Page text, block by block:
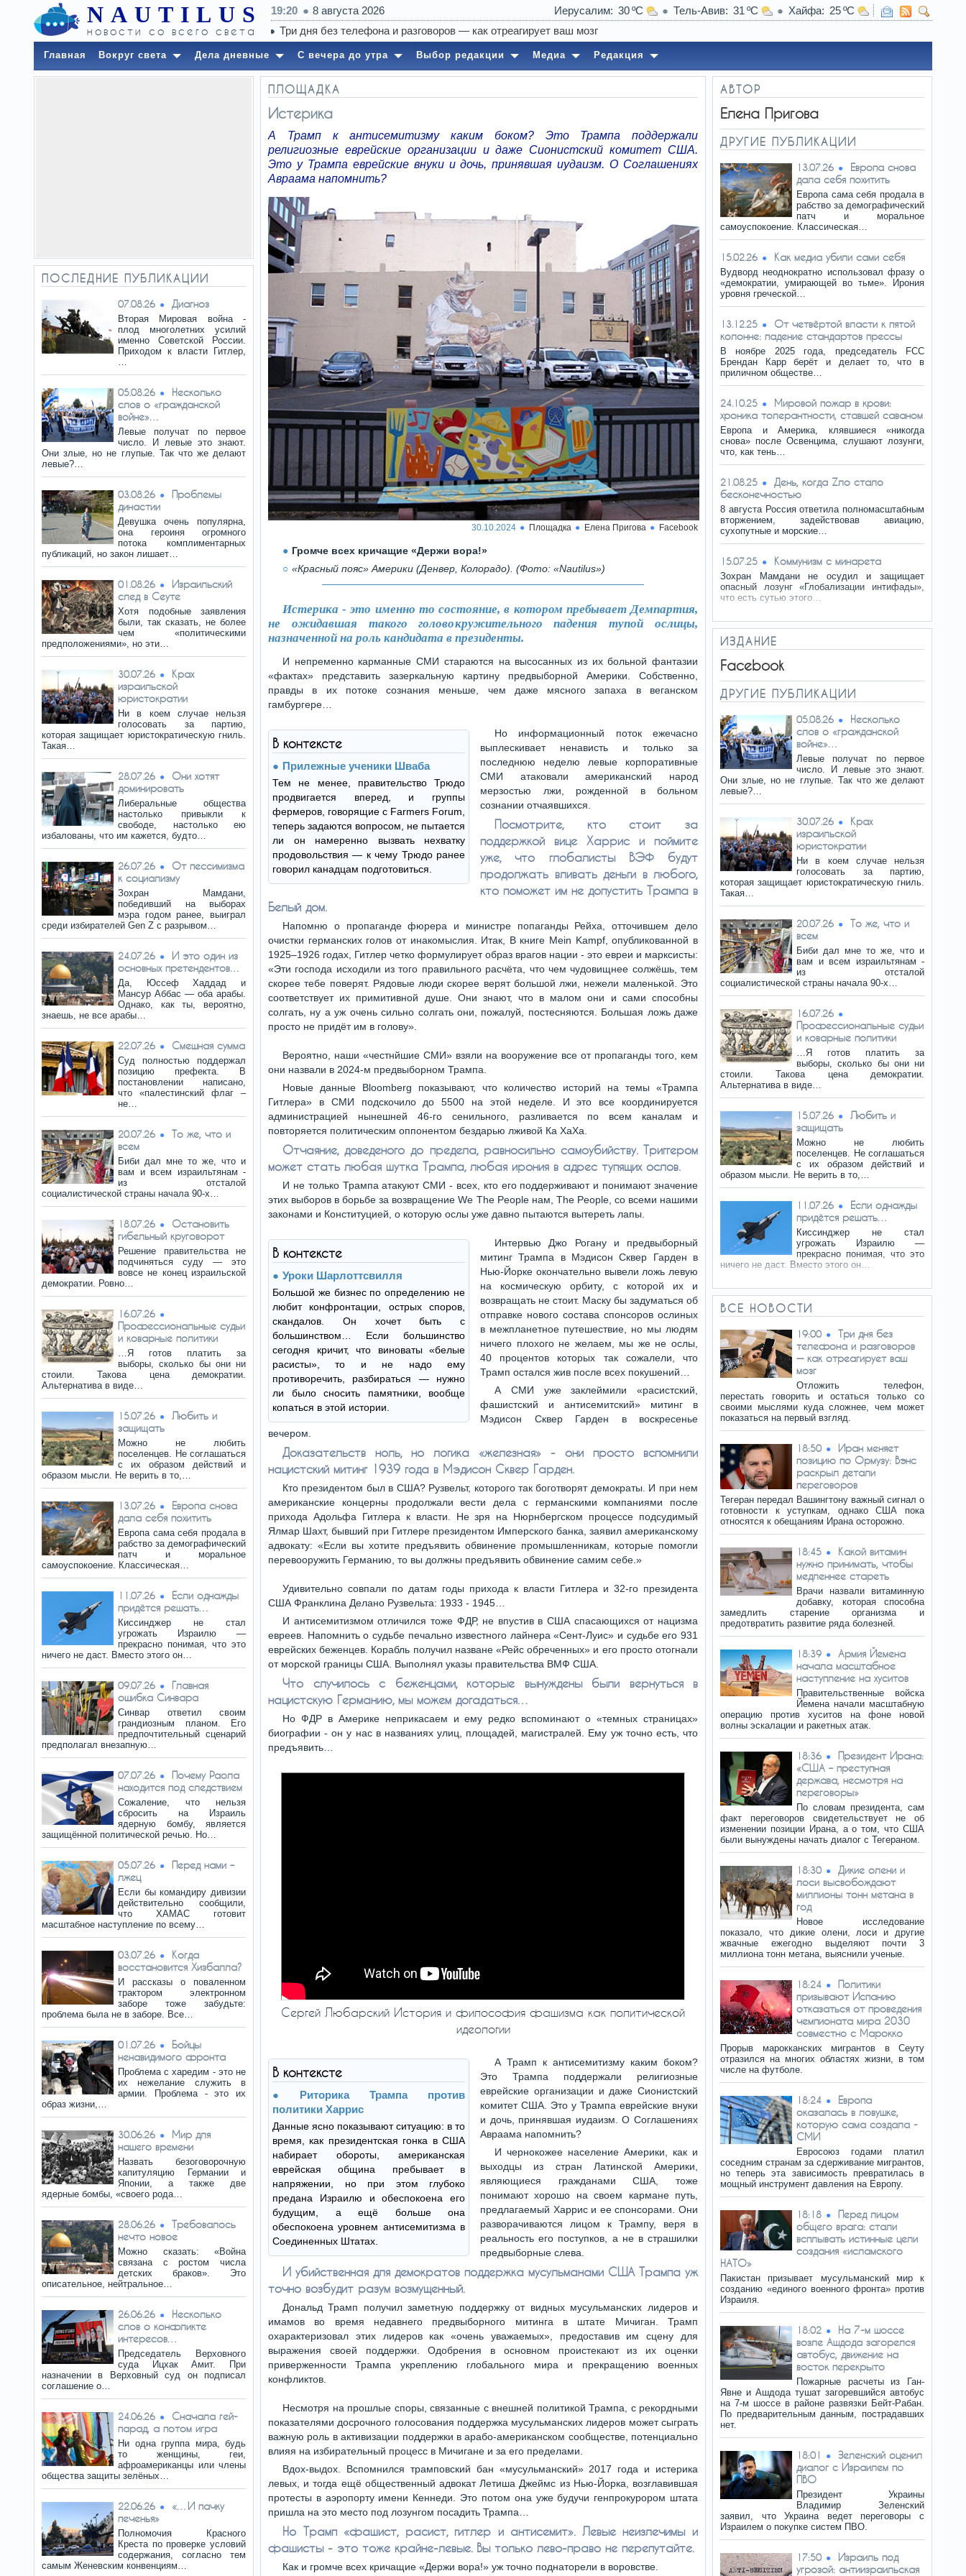
NAUTILUS
новости со всего света
19:20 8 августа 2026 Иерусалим 30 Тель-Авив 31 Хайфа
25
Главная Вокруг света Дела дневные С вечера до утра Выбор редакции Медиа Редакция
ПОСЛЕДНИЕ ПУБЛИКАЦИИ
07.08.26 Диагноз
Вторая Мировая война -
плод многолетних усилий
именно Советской России.
Приходом к власти Гитлер,
…
05.08.26
Несколько
слов о «гражданской
войне»…
Левые получат по первое
число. И левые это знают.
Они злые, но не глупые. Так что же делают
левые?…
03.08.26
Проблемы
династии
Девушка очень популярна,
она героиня огромного
потока комплиментарных
публикаций, но закон лишает…
01.08.26
Израильский
след в Сеуте
Хотя подобные заявления
были, так сказать, не более
чем «политическими
предположениями», но эти…
30.07.26
Крах
израильской
юристократии
Ни в коем случае нельзя
голосовать за партию,
которая защищает юристократическую гниль.
Такая…
28.07.26
Они хотят
доминировать
Либеральные общества
настолько привыкли к
свободе, настолько ею
избалованы, что им кажется, будто…
26.07.26
От пессимизма
к социализму
Зохран Мамдани,
победивший на выборах
мэра годом ранее, выиграл
среди избирателей Gen Z с разрывом…
24.07.26
И это один из
основных претендентов…
Да, Юссеф Хаддад и
Мансур Аббас — оба арабы.
Однако, как ты, вероятно,
знаешь, не все арабы…
22.07.26 Смешная сумма
Суд полностью поддержал
позицию префекта. В
постановлении написано,
что «палестинский флаг –
не…
20.07.26
То же, что и
всем
Биби дал мне то же, что и
вам и всем израильтянам -
из отсталой
социалистической страны начала 90-х…
18.07.26
Остановить
гибельный круговорот
Решение правительства не
подчиняться суду — это
вовсе не конец израильской
демократии. Ровно…
16.07.26
Профессиональные судьи
и коварные политики
…Я готов платить за
выборы, сколько бы они ни
стоили. Такова цена демократии.
Альтернатива в виде…
15.07.26
Любить и
защищать
Можно не любить
поселенцев. Не соглашаться
с их образом действий и
образом мысли. Не верить в то,…
13.07.26
Европа снова
дала себя похитить
Европа сама себя продала в
рабство за демографический
патч и моральное
самоуспокоение. Классическая…
11.07.26
Если однажды
придётся решать…
Киссинджер не стал
угрожать Израилю —
прекрасно понимая, что это
ничего не даст. Вместо этого он…
09.07.26
Главная
ошибка Синвара
Синвар ответил своим
грандиозным планом. Его
предпочтительный сценарий
предполагал внезапную…
07.07.26
Почему Раола
находится под следствием
Сожаление, что нельзя
сбросить на Израиль
ядерную бомбу, является
защищённой политической речью. Но…
05.07.26
Перед нами –
лжец
Если бы командиру дивизии
действительно сообщили,
что ХАМАС готовит
масштабное наступление по всему…
03.07.26
Когда
восстановится Хизбалла?
И рассказы о поваленном
трактором электронном
заборе тоже забудьте:
проблема была не в заборе. Все…
01.07.26
Бойцы
ненавидимого фронта
Проблема с харедим - это не
их нежелание служить в
армии. Проблема - это их
образ жизни,…
30.06.26
Мир для
нашего времени
Назвать безоговорочную
капитуляцию Германии и
Японии, а также две
ядерные бомбы, «своего рода…
28.06.26
Требовалось
нечто новое
Можно сказать: «Война
связана с ростом числа
детских браков». Это
описательное, нейтральное…
26.06.26
Несколько
слов о конфликте
интересов…
Председатель Верховного
суда Ицхак Амит. При
назначении в Верховный суд он подписал
соглашение о…
24.06.26
Сначала гей-
парад, а потом игра
Ни одна группа мира, будь
то женщины, геи,
афроамериканцы или члены
общества защиты зелёных…
22.06.26
«…И пачку
печенья»
Полномочия Красного
Креста по проверке условий
содержания, согласно тем
самым Женевским конвенциям…
ПЛОЩАДКА
Истерика
А Трамп к антисемитизму каким боком? Это Трампа поддержали
религиозные еврейские организации и даже Сионистский комитет США.
Это у Трампа еврейские внуки и дочь, принявшая иудаизм. О Соглашениях
Авраама напомнить?
30.10.2024 Площадка Елена Пригова Facebook
Громче всех кричащие «Держи вора!»
«Красный пояс» Америки (Денвер, Колорадо). (Фото: «Nautilus»)
Истерика - это именно то состояние, в котором пребывает Демпартия,
не ожидавшая такого головокружительного падения тупой ослицы,
назначенной на роль кандидата в президенты.
И непременно карманные СМИ стараются на высосанных из их больной фантазии
«фактах» представить зазеркальную картину предвыборной Америки. Собственно,
правды в их потоке сознания меньше, чем даже мясного запаха в веганском
гамбургере…
В контексте
Прилежные ученики Шваба
Тем не менее, правительство Трюдо
продвигается вперед, и группы
фермеров, говорящие с Farmers Forum,
теперь задаются вопросом, не пытается
ли он намеренно вызвать нехватку
продовольствия — к чему Трюдо ранее
говорил канадцам подготовиться.
Но информационный поток ежечасно
выплескивает ненависть и только за
последнюю неделю левые корпоративные
СМИ атаковали американский народ
мерзостью лжи, рожденной в больном
сознании отчаявшихся.
Посмотрите, кто стоит за
поддержкой вице Харрис и поймите
уже, что глобалисты ВЭФ будут
продолжать вливать деньги в любого,
кто поможет им не допустить Трампа в
Белый дом.
Напомню о пропаганде фюрера и министре попаганды Рейха, отточившем дело
очистки германских голов от инакомыслия. Итак, В книге Mein Kampf, опубликованной в
1925–1926 годах, Гитлер четко формулирует образ врагов нации - это евреи и марксисты:
«Эти господа исходили из того правильного расчёта, что чем чудовищнее солжёшь, тем
скорее тебе поверят. Рядовые люди скорее верят большой лжи, нежели маленькой. Это
соответствует их примитивной душе. Они знают, что в малом они и сами способны
солгать, ну а уж очень сильно солгать они, пожалуй, постесняются. Большая ложь даже
просто не придёт им в голову».
Вероятно, наши «честнйшие СМИ» взяли на вооружение все от пропаганды того, кем
они назвали в 2024-м предвыборном Трампа.
Новые данные Bloomberg показывают, что количество историй на темы «Трампа
Гитлера» в СМИ подскочило до 5500 на этой неделе. И это все координируется
администрацией нынешней 46-го сенильного, разливается по всем каналам и
повторяется политическим оппонентом бездарью лживой Ка ХаХа.
Отчаяние, доведеного до предела, равносильно самоубийству. Триггером
может стать любая шутка Трампа, любая ирония в адрес тупящих ослов.
И не только Трампа атакуют СМИ - всех, кто его поддерживают и понимают значение
этих выборов в борьбе за возвращение We The People нам, The People, co всеми нашими
законами и Конституцией, о которую ослы уже давно пытаются вытереть лапы.
В контексте
Уроки Шарлоттсвилля
Большой же бизнес по определению не
любит конфронтации, острых споров,
скандалов. Он хочет быть с
большинством… Если большинство
сегодня кричит, что виноваты «белые
расисты», то и не надо ему
противоречить, разбираться — нужно
ли было сносить памятники, вообще
копаться в этой истории.
Интервью Джо Рогану и предвыборный
митинг Трампа в Мэдисон Сквер Гарден в
Нью-Йорке окончательно вывели ложь левую
на космическую орбиту, с которой их и
возвращать не стоит. Маску бы задуматься об
отправке нового состава спонсоров ослиных
в межпланетное путешествие, но мы людям
ничего плохого не желаем, мы же не ослы,
40 процентов которых так сожалели, что
Трамп остался жив после всех покушений…
А СМИ уже заклеймили «расистский,
фашистский и антисемитский» митинг в
Мэдисон Сквер Гарден в воскресенье
вечером.
Доказательств ноль, но логика «железная» - они просто вспомнили
нацистский митинг 1939 года в Мэдисон Сквер Гарден.
Кто президентом был в США? Рузвельт, которого так боготворят демократы. И при нем
американские концерны продолжали вести дела с германскими компаниями после
прихода Адольфа Гитлера к власти. Не зря на Нюрнбергском процессе подсудимый
Ялмар Шахт, бывший при Гитлере президентом Имперского банка, заявил американскому
адвокату: «Если вы хотите предъявить обвинение промышленникам, которые помогли
перевооружить Германию, то вы должны предъявить обвинение самим себе.»
Удивительно совпали по датам годы прихода к власти Гитлера и 32-го президента
США Франклина Делано Рузвельта: 1933 - 1945…
И антисемитизмом отличился тоже ФДР, не впустив в США спасающихся от нацизма
евреев. Напомнить о судьбе печально известного лайнера «Сент-Луис» и судьбе его 931
еврейских беженцев. Корабль получил назване «Рейс обреченных» и его просто отогнали
от морской границы США. Выполнял указы правительства ВМФ США.
Что случилось с беженцами, которые вынуждены были вернуться в
нацистскую Германию, мы можем догадаться…
Но ФДР в Америке неприкасаем и ему редко вспоминают о «темных страницах»
биографии - он у нас в названиях улиц, площадей, магистралей. Ему уж точно есть, что
предъявить…
Сергей Любарский История и философия фашизма как политической
идеологии
В контексте
Риторика Трампа против
политики Харрис
Данные ясно показывают ситуацию: в то
время, как президентская гонка в США
набирает обороты, американская
еврейская община пребывает в
напряжении, но при этом глубоко
предана Израилю и обеспокоена его
будущим, а ещё больше она
обеспокоена уровнем антисемитизма в
Соединенных Штатах.
А Трамп к антисемитизму каким боком?
Это Трампа поддержали религиозные
еврейские организации и даже Сионистский
комитет США. Это у Трампа еврейские внуки
и дочь, принявшая иудаизм. О Соглашениях
Авраама напомнить?
И чернокожее население Америки, как и
выходцы из стран Латинской Америки,
являющиеся гражданами США, тоже
понимают хорошо на своем кармане путь,
предлагаемый Харрис и ее спонсорами. Они
разворачиваются лицом к Трампу, веря в
реальность его поступков, а не в страшилки
предвыборные слева.
И убийственная для демократов поддержка мусульманами США Трампа уж
точно возбудит разум возмущенный.
Дональд Трамп получил заметную поддержку от видных мусульманских лидеров и
имамов во время недавнего предвыборного митинга в штате Мичиган. Трамп
охарактеризовал этих лидеров как «очень уважаемых», предоставив им сцену для
выражения своей поддержки. Одобрения в основном проистекают из их оценки
приверженности Трампа укреплению глобального мира и прекращению военных
конфликтов.
Несмотря на прошлые споры, связанные с внешней политикой Трампа, с рекордными
показателями досрочного голосования поддержка мусульманских лидеров может сыграть
важную роль в активизации поддержки в арабо-американском сообществе, потенциально
влияя на избирательный процесс в Мичигане и за его пределами.
Вдох-выдох. Вспомнился трамповский бан «мусульманский» 2017 года и истерика
левых, и тогда ещё общественный адвокат Летиша Джеймс из Нью-Йорка, возглавившая
протесты в аэропорту имени Кеннеди. Это потом она уже будучи генпрокурором штата
пришла на это место под лозунгом посадить Трампа…
Но Трамп «фашист, расист, гитлер и антисемит». Левые неизлечимы и
фашисты - это тоже крайне-левые. Вы только лево-право не перепутайте.
Как и громче всех кричащие «Держи вора!» уж точно поднаторели в воровстве.
АВТОР
Елена Пригова
ДРУГИЕ ПУБЛИКАЦИИ
13.07.26
Европа снова
дала себя похитить
Европа сама себя продала в
рабство за демографический
патч и моральное
самоуспокоение. Классическая…
15.02.26 Как медиа убили сами себя
Вудворд неоднократно использовал фразу о
«демократии, умирающей во тьме». Ирония
уровня греческой…
13.12.25
От четвёртой власти к пятой
колонне: падение стандартов прессы
В ноябре 2025 года, председатель FCC
Брендан Карр берёт и делает то, что в
приличном обществе…
24.10.25
Мировой пожар в крови:
хроника толерантности, ставшей саваном
Европа и Америка, клявшиеся «никогда
снова» после Освенцима, слушают лозунги,
что, как тень…
21.08.25
День, когда Zло стало
бесконечностью
8 августа Россия ответила полномасштабным
вторжением, задействовав авиацию,
сухопутные и морские…
15.07.25 Коммунизм с минарета
Зохран Мамдани не осудил и защищает
опасный лозунг «Глобализации интифады»,
что есть сутью этого…
ИЗДАНИЕ
Facebook
ДРУГИЕ ПУБЛИКАЦИИ
05.08.26
Несколько
слов о «гражданской
войне»…
Левые получат по первое
число. И левые это знают.
Они злые, но не глупые. Так что же делают
левые?…
30.07.26
Крах
израильской
юристократии
Ни в коем случае нельзя
голосовать за партию,
которая защищает юристократическую гниль.
Такая…
20.07.26
То же, что и
всем
Биби дал мне то же, что и
вам и всем израильтянам -
из отсталой
социалистической страны начала 90-х…
16.07.26
Профессиональные судьи
и коварные политики
…Я готов платить за
выборы, сколько бы они ни
стоили. Такова цена демократии.
Альтернатива в виде…
15.07.26
Любить и
защищать
Можно не любить
поселенцев. Не соглашаться
с их образом действий и
образом мысли. Не верить в то,…
11.07.26
Если однажды
придётся решать…
Киссинджер не стал
угрожать Израилю —
прекрасно понимая, что это
ничего не даст. Вместо этого он…
ВСЕ НОВОСТИ
19:00
Три дня без
телефона и разговоров
— как отреагирует ваш
мозг
Отложить телефон,
перестать говорить и остаться только со
своими мыслями куда сложнее, чем может
показаться на первый взгляд.
18:50
Иран меняет
позицию по Ормузу: Вэнс
раскрыл детали
переговоров
Тегеран передал Вашингтону важный сигнал о
готовности к уступкам, однако США пока
относятся к обещаниям Ирана осторожно.
18:45
Какой витамин
нужно принимать, чтобы
медленнее стареть
Врачи назвали витаминную
добавку, которая способна
замедлить старение организма и
предотвратить развитие ряда болезней.
18:39
Армия Йемена
начала масштабное
наступление на хуситов
Правительственные войска
Йемена начали масштабную
операцию против хуситов на фоне новой
волны эскалации и ракетных атак.
18:36
Президент Ирана:
«США – преступная
держава, несмотря на
переговоры»
По словам президента, сам
факт переговоров свидетельствует не об
изменении позиции Ирана, а о том, что США
были вынуждены начать диалог с Тегераном.
18:30
Дикие олени и
лоси высвобождают
миллионы тонн метана в
год
Новое исследование
показало, что дикие олени, лоси и другие
жвачные ежегодно выделяют почти 3
миллиона тонн метана, выяснили ученые.
18:24
Политики
призывают Испанию
отказаться от проведения
чемпионата мира 2030
совместно с Марокко
Прорыв марокканских мигрантов в Сеуту
отразился на многих областях жизни, в том
числе на футболе.
18:24
Европа
оказалась в ловушке,
которую сама создала -
СМИ
Евросоюз годами платил
соседним странам за сдерживание мигрантов,
но теперь эта зависимость превратилась в
мощный инструмент давления на Европу.
18:18
Перед лицом
общего врага: стали
всплывать истинные цели
создания «исламского
НАТО»
Пакистан призывает мусульманский мир к
созданию «единого военного фронта» против
Израиля.
18:02
На 7-м шоссе
возле Ашдода загорелся
автобус, движение на
восток перекрыто
Пожарные расчеты из Ган-
Явне и Ашдода тушат загоревшийся автобус
на 7-м шоссе в районе развязки Бейт-Рабан.
По предварительным данным, пострадавших
нет.
18:01
Зеленский оценил
диалог с Израилем по
ПВО
Президент Украины
Владимир Зеленский
заявил, что Украина ведет переговоры с
Израилем о покупке систем ПВО.
17:50
Израиль под
угрозой: антиизраильская